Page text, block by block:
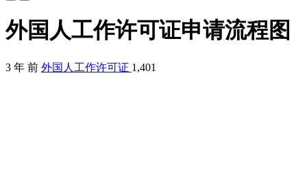
外国人工作许可证申请流程图
3 年 前 外国人工作许可证 1,401